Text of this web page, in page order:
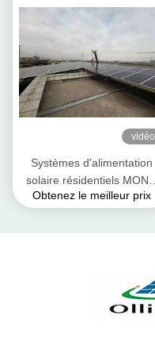
vidéo
Systèmes d'alimentation
solaire résidentiels MONO
144Cells 450W 540W
Obtenez le meilleur prix